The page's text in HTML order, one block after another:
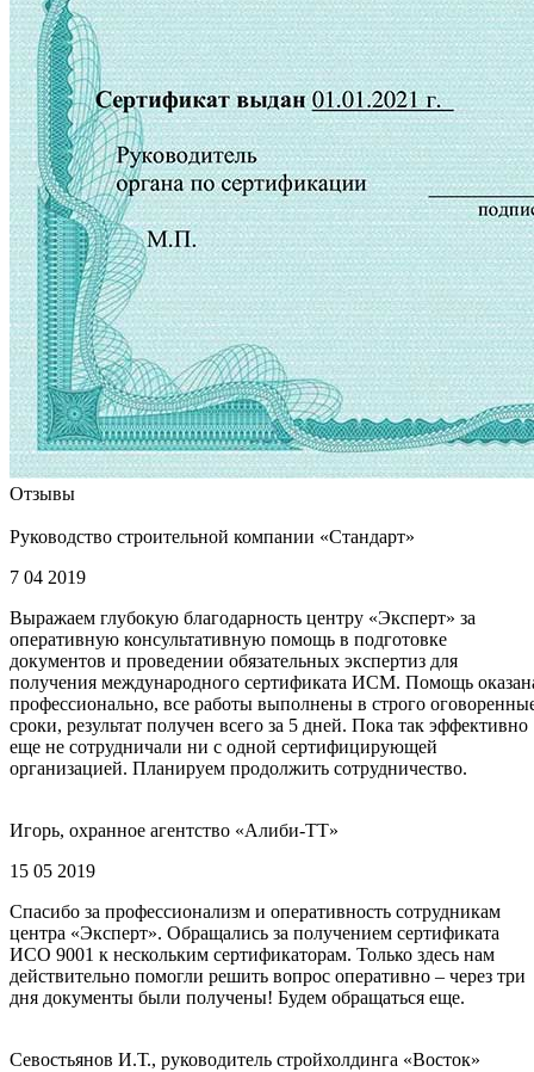
Отзывы
Руководство строительной компании «Стандарт»
7 04 2019
Выражаем глубокую благодарность центру «Эксперт» за
оперативную консультативную помощь в подготовке
документов и проведении обязательных экспертиз для
получения международного сертификата ИСМ. Помощь
профессионально, все работы выполнены в строго
сроки, результат получен всего за 5 дней. Пока так эффективно
еще не сотрудничали ни с одной сертифицирующей
организацией. Планируем продолжить сотрудничество.
Игорь, охранное агентство «Алиби-ТТ»
15 05 2019
Спасибо за профессионализм и оперативность сотрудникам
центра «Эксперт». Обращались за получением сертификата
ИСО 9001 к нескольким сертификаторам. Только здесь нам
действительно помогли решить вопрос оперативно – через три
дня документы были получены! Будем обращаться еще.
Севостьянов И.Т., руководитель стройхолдинга «Восток»